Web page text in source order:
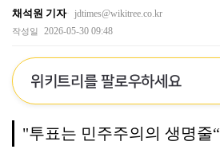
채석원 기자 jdtimes@wikitree.co.kr
작성일 2026-05-30 09:48
위키트리를 팔로우하세요
"투표는 민주주의의 생명줄“